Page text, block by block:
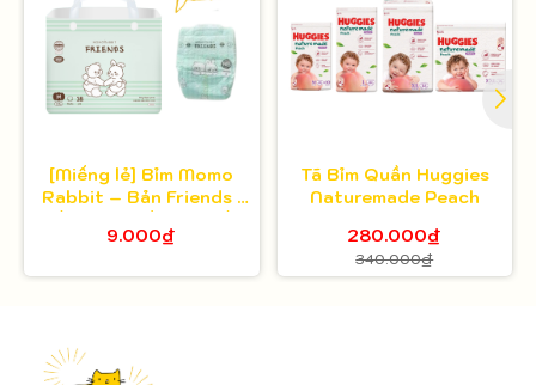
[Miếng lẻ] Bỉm Momo
Rabbit – Bản Friends |
nâng niu làn da bé
9.000₫
Tã Bỉm Quần Huggies
Naturemade Peach
280.000₫
340.000₫